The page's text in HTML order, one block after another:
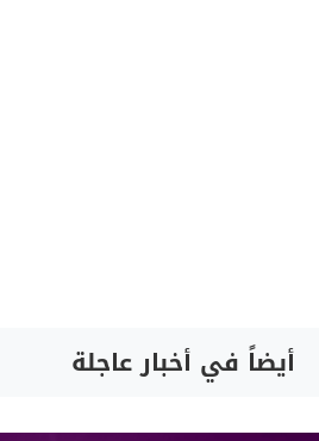
أيضاً في أخبار عاجلة